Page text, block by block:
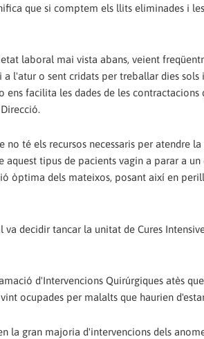
que si comptem els llits eliminades i
laboral mai vista abans, veient
a l'atur o sent cridats per treballar dies sols
facilita les dades de les contractacions
té els recursos necessaris per atendre
tipus de pacients vagin a parar a
òptima dels mateixos, posant així en
decidir tancar la unitat de Cures
d'Intervencions Quirúrgiques atès
ocupades per malalts que haurien
la gran majoria d'intervencions dels